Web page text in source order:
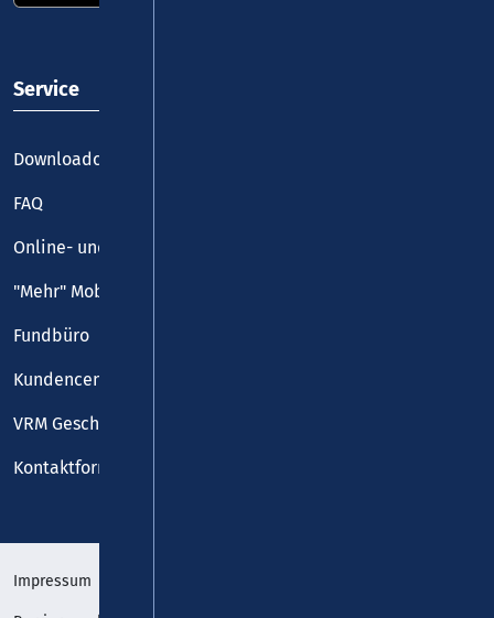
Service
Downloadcenter
FAQ
Online- und Handy-Tickets
"Mehr" Mobilität
Fundbüro
Kundencenter
VRM Geschäftsstelle
Kontaktformular
Impressum